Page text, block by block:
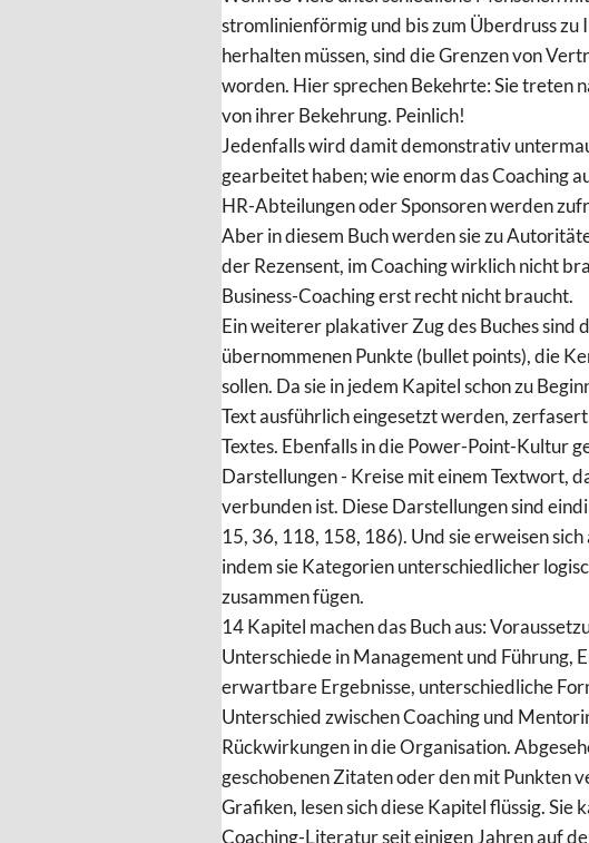
stromlinienförmig und bis zum Überdruss zu
herhalten müssen, sind die Grenzen von
worden. Hier sprechen Bekehrte: Sie treten
von ihrer Bekehrung. Peinlich!
Jedenfalls wird damit demonstrativ
gearbeitet haben; wie enorm das Coaching
HR-Abteilungen oder Sponsoren werden
Aber in diesem Buch werden sie zu
der Rezensent, im Coaching wirklich nicht
Business-Coaching erst recht nicht braucht.
Ein weiterer plakativer Zug des Buches sind
übernommenen Punkte (bullet points), die
sollen. Da sie in jedem Kapitel schon zu
Text ausführlich eingesetzt werden,
Textes. Ebenfalls in die Power-Point-Kultur
Darstellungen - Kreise mit einem Textwort,
verbunden ist. Diese Darstellungen sind
15, 36, 118, 158, 186). Und sie erweisen
indem sie Kategorien unterschiedlicher
zusammen fügen.
14 Kapitel machen das Buch aus:
Unterschiede in Management und Führung,
erwartbare Ergebnisse, unterschiedliche
Unterschied zwischen Coaching und
Rückwirkungen in die Organisation.
geschobenen Zitaten oder den mit Punkten
Grafiken, lesen sich diese Kapitel flüssig. Sie
Coaching-Literatur seit einigen Jahren auf